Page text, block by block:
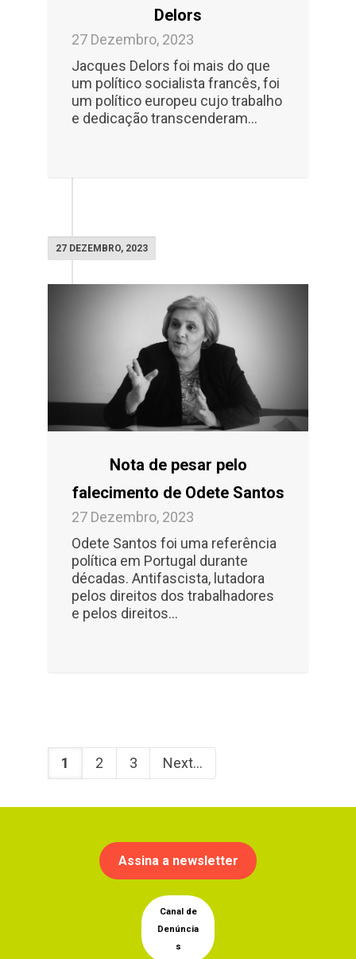
Delors
27 Dezembro, 2023
Jacques Delors foi mais do que
um político socialista francês, foi
um político europeu cujo trabalho
e dedicação transcenderam...
27 DEZEMBRO, 2023
Nota de pesar pelo
falecimento de Odete Santos
27 Dezembro, 2023
Odete Santos foi uma referência
política em Portugal durante
décadas. Antifascista, lutadora
pelos direitos dos trabalhadores
e pelos direitos...
1 2 3 Next
Assina a newsletter
Canal de
Denúncia
s